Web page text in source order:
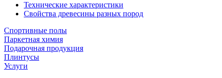
Технические характеристики
Свойства древесины разных пород
Спортивные полы
Паркетная химия
Подарочная продукция
Плинтусы
Услуги